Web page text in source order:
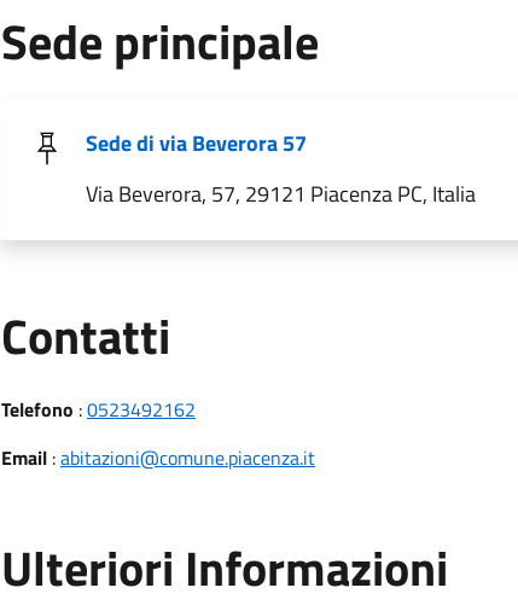
Sede principale
Sede di via Beverora 57
Via Beverora, 57, 29121 Piacenza PC, Italia
Contatti
Telefono :0523492162
Email:abitazioni@comune.piacenza.it
Ulteriori Informazioni